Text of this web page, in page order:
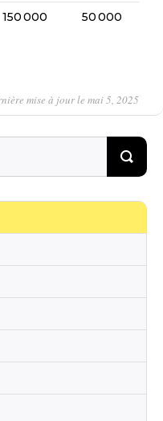
150 000 50 000
mise à jour le mai 5, 2025